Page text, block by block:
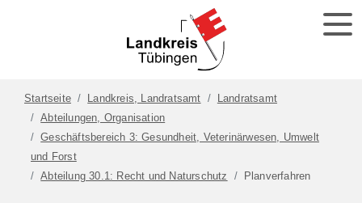
Startseite Landkreis, Landratsamt
Landratsamt
Abteilungen, Organisation
Geschäftsbereich 3: Gesundheit, Veterinärwesen, Umwelt
und Forst
Abteilung 30.1: Recht und Naturschutz
Planverfahren